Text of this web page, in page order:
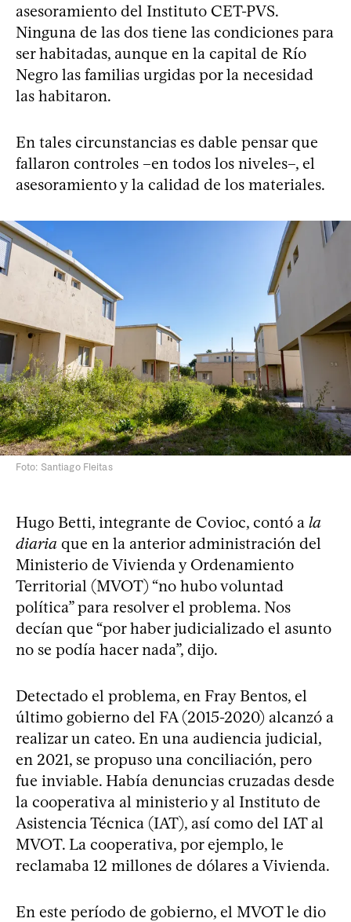
asesoramiento del Instituto CET-PVS.
Ninguna de las dos tiene las condiciones para
ser habitadas, aunque en la capital de Río
Negro las familias urgidas por la necesidad
las habitaron.
En tales circunstancias es dable pensar que
fallaron controles –en todos los niveles–, el
asesoramiento y la calidad de los materiales.
Foto: Santiago Fleitas
Hugo Betti, integrante de Covioc, contó a la
diaria que en la anterior administración del
Ministerio de Vivienda y Ordenamiento
Territorial (MVOT) “no hubo voluntad
política” para resolver el problema. Nos
decían que “por haber judicializado el asunto
no se podía hacer nada”, dijo.
Detectado el problema, en Fray Bentos, el
último gobierno del FA (2015-2020) alcanzó a
realizar un cateo. En una audiencia judicial,
en 2021, se propuso una conciliación, pero
fue inviable. Había denuncias cruzadas desde
la cooperativa al ministerio y al Instituto de
Asistencia Técnica (IAT), así como del IAT al
MVOT. La cooperativa, por ejemplo, le
reclamaba 12 millones de dólares a Vivienda.
En este período de gobierno, el MVOT le dio